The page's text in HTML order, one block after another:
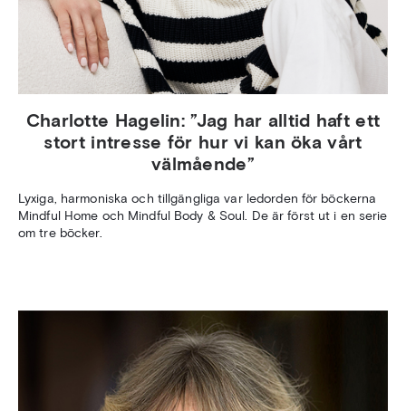
Charlotte Hagelin: ”Jag har alltid haft ett
stort intresse för hur vi kan öka vårt
välmående”
Lyxiga, harmoniska och tillgängliga var ledorden för böckerna
Mindful Home och Mindful Body & Soul. De är först ut i en serie
om tre böcker.